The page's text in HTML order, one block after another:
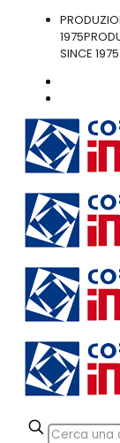
1975
SINCE 1975